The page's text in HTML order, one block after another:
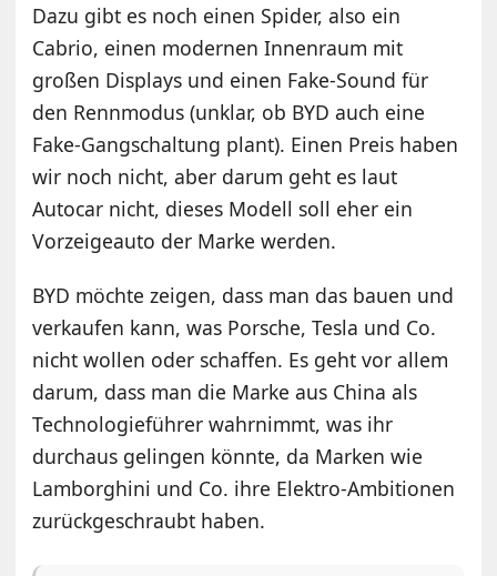
Dazu gibt es noch einen Spider, also ein
Cabrio, einen modernen Innenraum mit
großen Displays und einen Fake-Sound für
den Rennmodus (unklar, ob BYD auch eine
Fake-Gangschaltung plant). Einen Preis haben
wir noch nicht, aber darum geht es laut
Autocar nicht, dieses Modell soll eher ein
Vorzeigeauto der Marke werden.
BYD möchte zeigen, dass man das bauen und
verkaufen kann, was Porsche, Tesla und Co.
nicht wollen oder schaffen. Es geht vor allem
darum, dass man die Marke aus China als
Technologieführer wahrnimmt, was ihr
durchaus gelingen könnte, da Marken wie
Lamborghini und Co. ihre Elektro-Ambitionen
zurückgeschraubt haben.